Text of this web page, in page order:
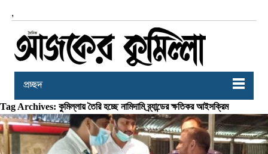
,
প্রচ্ছদ
Tag Archives: কুমিল্লায় তৈরি হচ্ছে নামিদামি ব্র্যান্ডের ক্ষতিকর আইসক্রিম